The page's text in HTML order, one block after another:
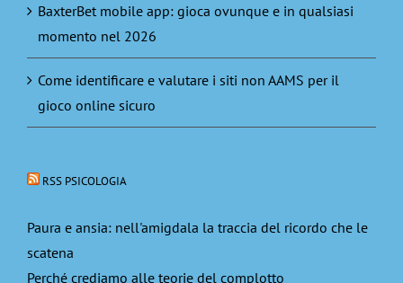
BaxterBet mobile app: gioca ovunque e in qualsiasi
momento nel 2026
Come identificare e valutare i siti non AAMS per il
gioco online sicuro
RSS PSICOLOGIA
Paura e ansia: nell'amigdala la traccia del ricordo che le
scatena
Perché crediamo alle teorie del complotto